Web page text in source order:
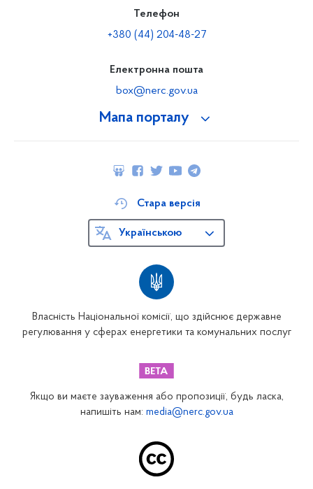
Мапа порталу
Телефон
+380 (44) 204-48-27
Електронна пошта
box@nerc.gov.ua
Власність Національної комісії, що здійснює державне
регулювання у сферах енергетики та комунальних послуг
Стара версія
Українською
Якщо ви маєте зауваження або пропозиції, будь ласка,
напишіть нам: media@nerc.gov.ua